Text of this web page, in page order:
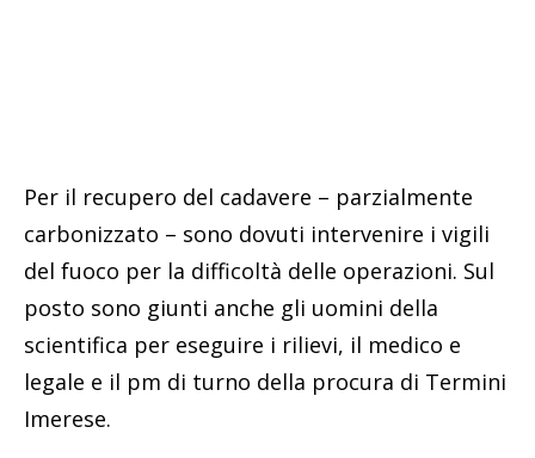
Per il recupero del cadavere – parzialmente
carbonizzato – sono dovuti intervenire i vigili
del fuoco per la difficoltà delle operazioni. Sul
posto sono giunti anche gli uomini della
scientifica per eseguire i rilievi, il medico e
legale e il pm di turno della procura di Termini
Imerese.